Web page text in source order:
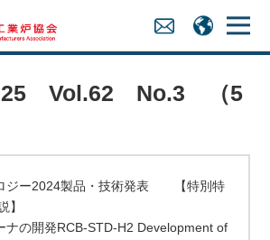
Vol.62 No.3 （5
ジー2024製品・技術発表 【特別特
】
ナの開発RCB-STD-H2 Development of